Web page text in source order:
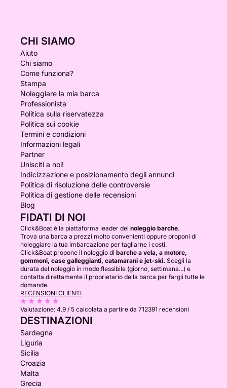
CHI SIAMO
Aiuto
Chi siamo
Come funziona?
Stampa
Noleggiare la mia barca
Professionista
Politica sulla riservatezza
Politica sui cookie
Termini e condizioni
Informazioni legali
Partner
Unisciti a noi!
Indicizzazione e posizionamento degli annunci
Politica di risoluzione delle controversie
Politica di gestione delle recensioni
Blog
FIDATI DI NOI
Click&Boat è la piattaforma leader del noleggio barche.
Trova una barca a prezzi molto convenienti oppure proponi di
noleggiare la tua imbarcazione per tagliarne i costi.
Click&Boat propone il noleggio di barche a vela, a motore,
gommoni, case galleggianti, catamarani e jet-ski. Scegli la
durata del noleggio in modo flessibile (giorno, settimana...) e
contatta direttamente il proprietario della barca per fargli tutte le
domande.
RECENSIONI CLIENTI
Valutazione: 4.9 / 5 calcolata a partire da 712391 recensioni
DESTINAZIONI
Sardegna
Liguria
Sicilia
Croazia
Malta
Grecia